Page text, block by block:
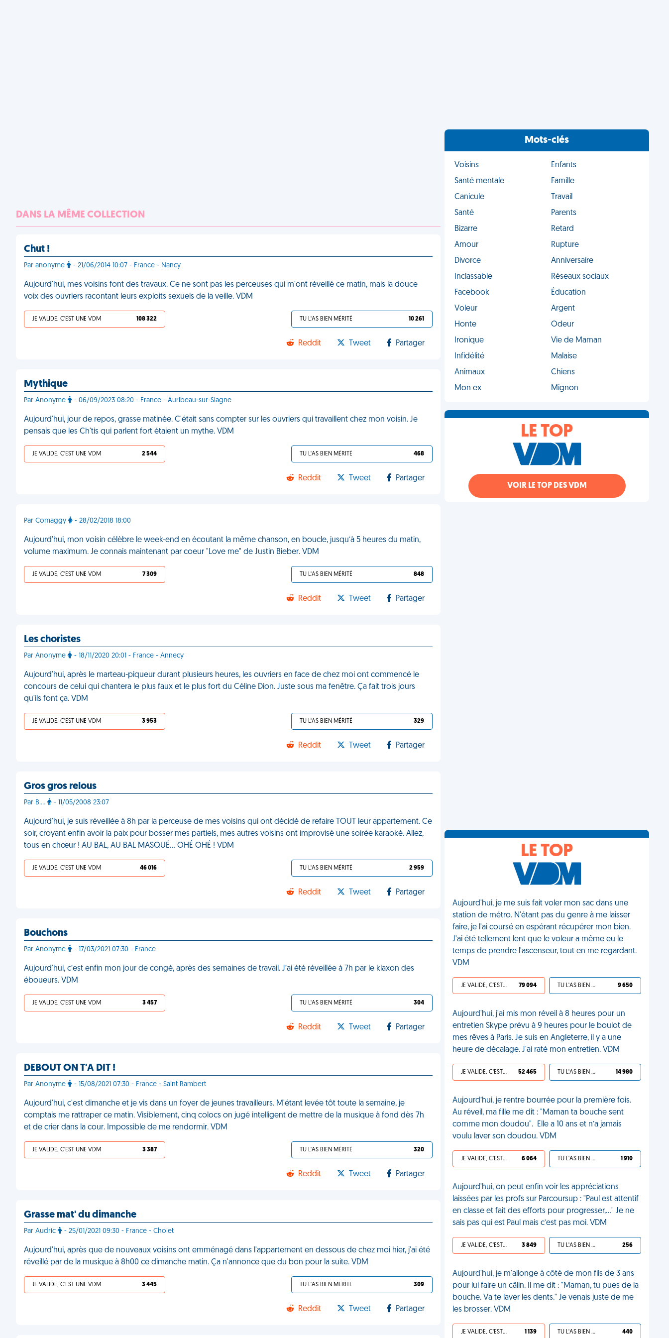
DANS LA MÊME COLLECTION
Chut !
Par anonyme - 21/06/2014 10:07 - France - Nancy
Aujourd'hui, mes voisins font des travaux. Ce ne sont pas les perceuses qui m'ont réveillé ce matin, mais la douce
voix des ouvriers racontant leurs exploits sexuels de la veille. VDM
JE VALIDE, C'EST UNE VDM 108 322 TU L'AS BIEN MÉRITÉ 10 261
Reddit Tweet Partager
Mythique
Par Anonyme - 06/09/2023 08:20 - France - Auribeau-sur-Siagne
Aujourd'hui, jour de repos, grasse matinée. C'était sans compter sur les ouvriers qui travaillent chez mon voisin. Je
pensais que les Ch'tis qui parlent fort étaient un mythe. VDM
JE VALIDE, C'EST UNE VDM 2 544 TU L'AS BIEN MÉRITÉ 468
Reddit Tweet Partager
Par Comaggy - 28/02/2018 18:00
Aujourd'hui, mon voisin célèbre le week-end en écoutant la même chanson, en boucle, jusqu’à 5 heures du matin,
volume maximum. Je connais maintenant par coeur "Love me" de Justin Bieber. VDM
JE VALIDE, C'EST UNE VDM 7 309 TU L'AS BIEN MÉRITÉ 848
Reddit Tweet Partager
Les choristes
Par Anonyme - 18/11/2020 20:01 - France - Annecy
Aujourd'hui, après le marteau-piqueur durant plusieurs heures, les ouvriers en face de chez moi ont commencé le
concours de celui qui chantera le plus faux et le plus fort du Céline Dion. Juste sous ma fenêtre. Ça fait trois jours
qu'ils font ça. VDM
JE VALIDE, C'EST UNE VDM 3 953 TU L'AS BIEN MÉRITÉ 329
Reddit Tweet Partager
Gros gros relous
Par B.… - 11/05/2008 23:07
Aujourd'hui, je suis réveillée à 8h par la perceuse de mes voisins qui ont décidé de refaire TOUT leur appartement. Ce
soir, croyant enfin avoir la paix pour bosser mes partiels, mes autres voisins ont improvisé une soirée karaoké. Allez,
tous en chœur ! AU BAL, AU BAL MASQUÉ… OHÉ OHÉ ! VDM
JE VALIDE, C'EST UNE VDM 46 016 TU L'AS BIEN MÉRITÉ 2 959
Reddit Tweet Partager
Bouchons
Par Anonyme - 17/03/2021 07:30 - France
Aujourd'hui, c’est enfin mon jour de congé, après des semaines de travail. J’ai été réveillée à 7h par le klaxon des
éboueurs. VDM
JE VALIDE, C'EST UNE VDM 3 457 TU L'AS BIEN MÉRITÉ 304
Reddit Tweet Partager
DEBOUT ON T'A DIT !
Par Anonyme - 15/08/2021 07:30 - France - Saint Rambert
Aujourd'hui, c'est dimanche et je vis dans un foyer de jeunes travailleurs. M'étant levée tôt toute la semaine, je
comptais me rattraper ce matin. Visiblement, cinq colocs on jugé intelligent de mettre de la musique à fond dès 7h
et de crier dans la cour. Impossible de me rendormir. VDM
JE VALIDE, C'EST UNE VDM 3 387 TU L'AS BIEN MÉRITÉ 320
Reddit Tweet Partager
Grasse mat' du dimanche
Par Audric - 25/01/2021 09:30 - France - Cholet
Aujourd'hui, après que de nouveaux voisins ont emménagé dans l'appartement en dessous de chez moi hier, j'ai été
réveillé par de la musique à 8h00 ce dimanche matin. Ça n'annonce que du bon pour la suite. VDM
JE VALIDE, C'EST UNE VDM 3 445 TU L'AS BIEN MÉRITÉ 309
Reddit Tweet Partager
Mots-clés
Voisins
Enfants
Santé mentale
Famille
Canicule
Travail
Santé
Parents
Bizarre
Retard
Amour
Rupture
Divorce
Anniversaire
Inclassable
Réseaux sociaux
Facebook
Éducation
Voleur
Argent
Honte
Odeur
Ironique
Vie de Maman
Infidélité
Malaise
Animaux
Chiens
Mon ex
Mignon
LE TOP
VOIR LE TOP DES VDM
LE TOP
Aujourd'hui, je me suis fait voler mon sac dans une
station de métro. N'étant pas du genre à me laisser
faire, je l'ai coursé en espérant récupérer mon bien.
J'ai été tellement lent que le voleur a même eu le
temps de prendre l'ascenseur, tout en me regardant.
VDM
JE VALIDE, C'EST UNE VDM 79 094 TU L'AS BIEN MÉRITÉ 9 650
Aujourd'hui, j'ai mis mon réveil à 8 heures pour un
entretien Skype prévu à 9 heures pour le boulot de
mes rêves à Paris. Je suis en Angleterre, il y a une
heure de décalage. J'ai raté mon entretien. VDM
JE VALIDE, C'EST UNE VDM 52 465 TU L'AS BIEN MÉRITÉ 14 980
Aujourd’hui, je rentre bourrée pour la première fois.
Au réveil, ma fille me dit : "Maman ta bouche sent
comme mon doudou". Elle a 10 ans et n’a jamais
voulu laver son doudou. VDM
JE VALIDE, C'EST UNE VDM 6 064 TU L'AS BIEN MÉRITÉ 1 910
Aujourd'hui, on peut enfin voir les appréciations
laissées par les profs sur Parcoursup : "Paul est attentif
en classe et fait des efforts pour progresser,…" Je ne
sais pas qui est Paul mais c’est pas moi. VDM
JE VALIDE, C'EST UNE VDM 3 849 TU L'AS BIEN MÉRITÉ 256
Aujourd'hui, je m'allonge à côté de mon fils de 3 ans
pour lui faire un câlin. Il me dit : "Maman, tu pues de la
bouche. Va te laver les dents." Je venais juste de me
les brosser. VDM
JE VALIDE, C'EST UNE VDM 1 139 TU L'AS BIEN MÉRITÉ 440